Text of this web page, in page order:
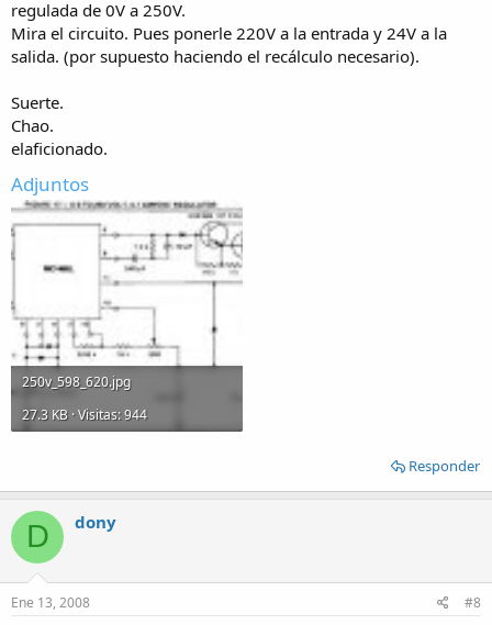
regulada de 0V a 250V.
Mira el circuito. Pues ponerle 220V a la entrada y 24V a la
salida. (por supuesto haciendo el recálculo necesario).
Suerte.
Chao.
elaficionado.
Adjuntos
250v_598_620.jpg
27.3 KB · Visitas: 944
Responder
D dony
Ene 13, 2008 #8